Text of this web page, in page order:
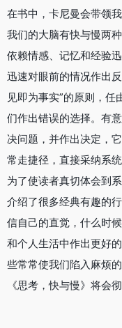
在书中，卡尼曼会带领
我们的大脑有快与慢两
依赖情感、记忆和经验
迅速对眼前的情况作出
见即为事实”的原则，
们作出错误的选择。有
决问题，并作出决定，
常走捷径，直接采纳系
为了使读者真切体会到
介绍了很多经典有趣的
信自己的直觉，什么时
和个人生活中作出更好
些常常使我们陷入麻烦的
《思考，快与慢》将会